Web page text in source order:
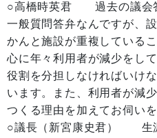
○高橋時英君 過去の議会
一般質問答弁なんですが、
かんと施設が重複している
心に年々利用者が減少をし
役割を分担しなければいけ
います。また、利用者が減
つくる理由を加えてお伺いを
○議長（新宮康史君） 生